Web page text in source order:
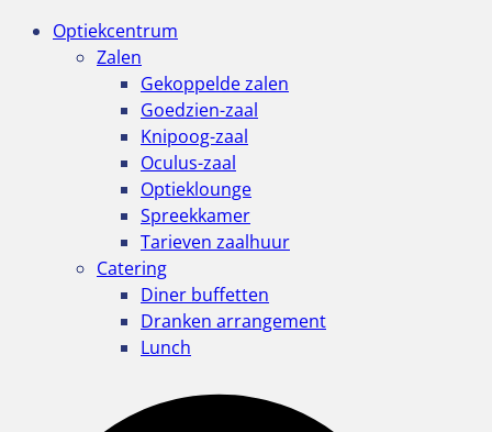
Optiekcentrum
Zalen
Gekoppelde zalen
Goedzien-zaal
Knipoog-zaal
Oculus-zaal
Optieklounge
Spreekkamer
Tarieven zaalhuur
Catering
Diner buffetten
Dranken arrangement
Lunch